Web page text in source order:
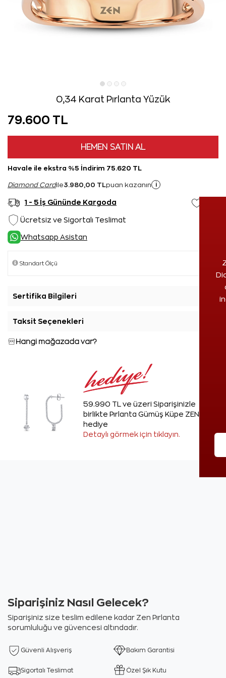
0,34 Karat Pırlanta Yüzük
79.600 TL
HEMEN SATIN AL
Havale ile ekstra %5 İndirim 75.620 TL
Diamond Cardile3.980,00 TL puan kazanın i
1 - 5 İş Gününde Kargoda
Ücretsiz ve Sigortalı Teslimat
Whatsapp Asistan
Sertifika Bilgileri
Taksit Seçenekleri
Hangi mağazada var?
59.990 TL ve üzeri Siparişinizle
birlikte Pırlanta Gümüş Küpe ZEN'den
hediye
Detaylı görmek için tıklayın.
Siparişiniz Nasıl Gelecek?
Siparişiniz size teslim edilene kadar Zen Pırlanta
sorumluluğu ve güvencesi altındadır.
Güvenli Alışveriş Bakım Garantisi
Sigortalı Teslimat Özel Şık Kutu